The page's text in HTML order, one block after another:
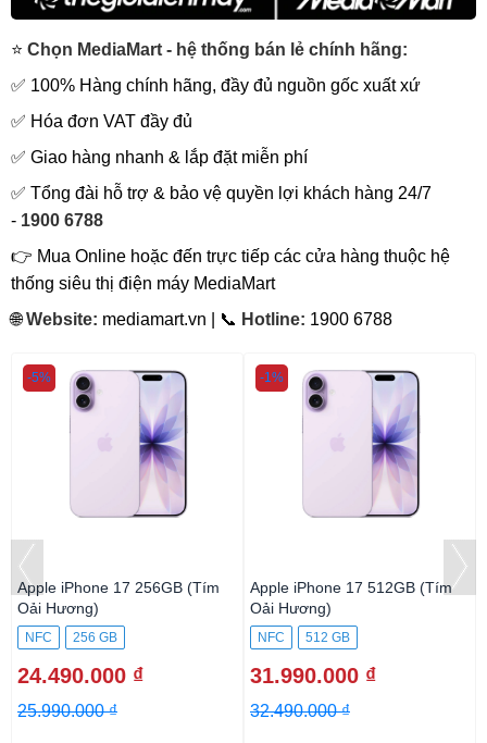
⭐ Chọn MediaMart - hệ thống bán lẻ chính hãng:
✅ 100% Hàng chính hãng, đầy đủ nguồn gốc xuất xứ
✅ Hóa đơn VAT đầy đủ
✅ Giao hàng nhanh & lắp đặt miễn phí
✅ Tổng đài hỗ trợ & bảo vệ quyền lợi khách hàng 24/7
- 1900 6788
👉 Mua Online hoặc đến trực tiếp các cửa hàng thuộc hệ
thống siêu thị điện máy MediaMart
🌐Website: mediamart.vn | 📞 Hotline: 1900 6788
Apple iPhone 17 256GB (Tím
Oải Hương)
NFC 256 GB
24.490.000 ₫
25.990.000 ₫
-5%
Apple iPhone 17 512GB (Tím
Oải Hương)
NFC 512 GB
31.990.000 ₫
32.490.000 ₫
-1%